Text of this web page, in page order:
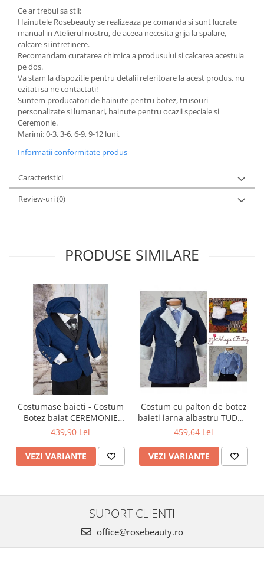
Ce ar trebui sa stii:
Hainutele Rosebeauty se realizeaza pe comanda si sunt lucrate
manual in Atelierul nostru, de aceea necesita grija la spalare,
calcare si intretinere.
Recomandam curatarea chimica a produsului si calcarea acestuia
pe dos.
Va stam la dispozitie pentru detalii referitoare la acest produs, nu
ezitati sa ne contactati!
Suntem producatori de hainute pentru botez, trusouri
personalizate si lumanari, hainute pentru ocazii speciale si
Ceremonie.
Marimi: 0-3, 3-6, 6-9, 9-12 luni.
Informatii conformitate produs
Caracteristici
Review-uri(0)
PRODUSE SIMILARE
Costumase baieti - Costum
Botez baiat CEREMONIE
stofa albastra, 6 piese
439,90 Lei
VEZI VARIANTE
Costum cu palton de botez
baieti iarna albastru TUDOR
cu cojocel 4 piese
459,64 Lei
VEZI VARIANTE
SUPORT CLIENTI
office@rosebeauty.ro